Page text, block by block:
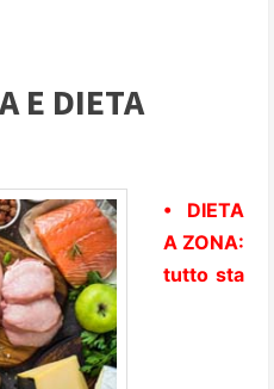
E DIETA
• DIETA
A ZONA:
tutto sta